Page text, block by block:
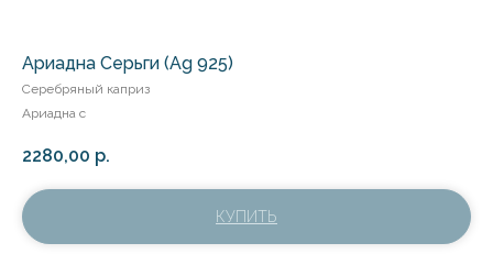
Ариадна Серьги (Ag 925)
Серебряный каприз
Ариадна с
2280,00 р.
КУПИТЬ